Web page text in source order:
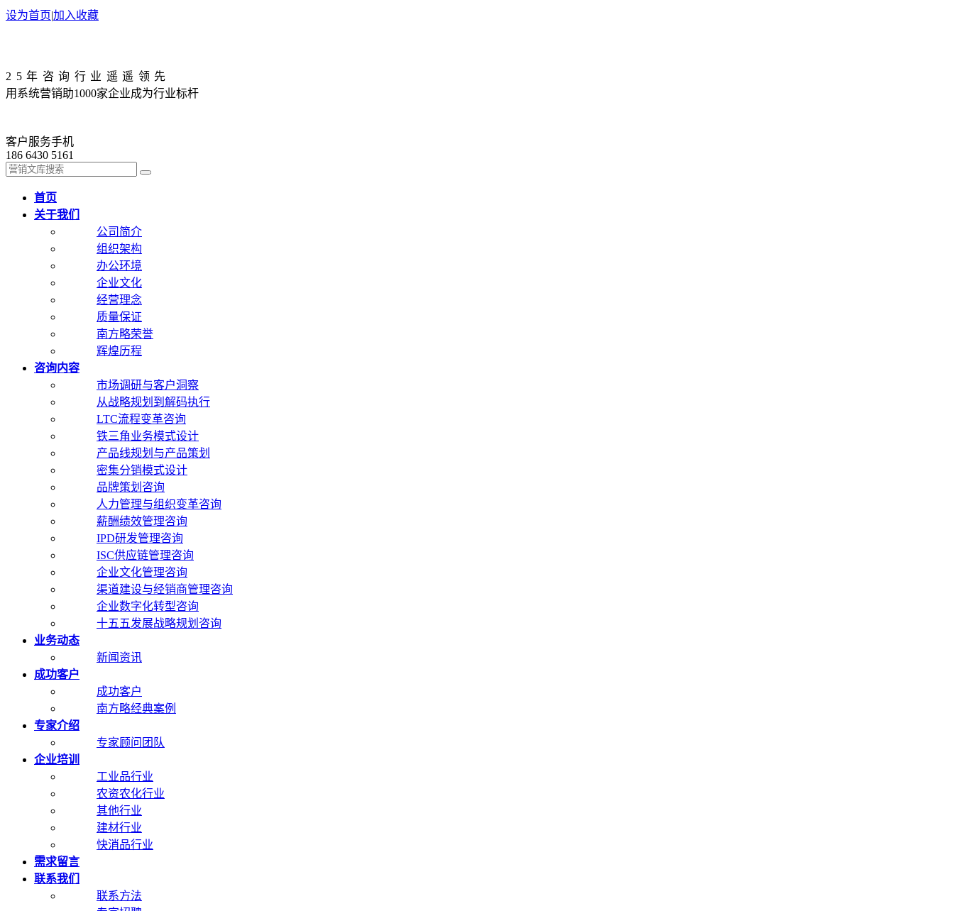
设为首页|加入收藏
25年咨询行业遥遥领先
用系统营销助1000家企业成为行业标杆
客户服务手机
186 6430 5161
首页
关于我们
公司简介
组织架构
办公环境
企业文化
经营理念
质量保证
南方略荣誉
辉煌历程
咨询内容
市场调研与客户洞察
从战略规划到解码执行
LTC流程变革咨询
铁三角业务模式设计
产品线规划与产品策划
密集分销模式设计
品牌策划咨询
人力管理与组织变革咨询
薪酬绩效管理咨询
IPD研发管理咨询
ISC供应链管理咨询
企业文化管理咨询
渠道建设与经销商管理咨询
企业数字化转型咨询
十五五发展战略规划咨询
业务动态
新闻资讯
成功客户
成功客户
南方略经典案例
专家介绍
专家顾问团队
企业培训
工业品行业
农资农化行业
其他行业
建材行业
快消品行业
需求留言
联系我们
联系方法